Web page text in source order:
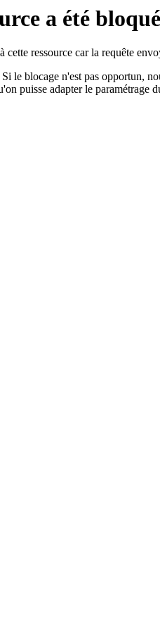
a été bloqué
ressource car la requête
le blocage n'est pas opportun,
puisse adapter le paramétrage